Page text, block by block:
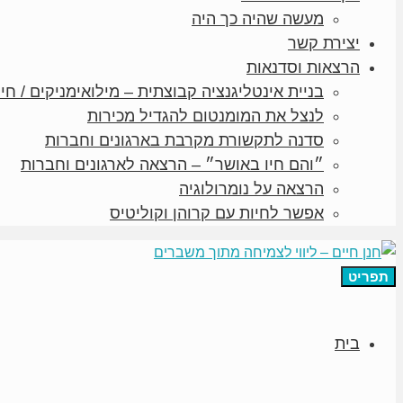
מעשה שהיה כך היה
יצירת קשר
הרצאות וסדנאות
בניית אינטליגנציה קבוצתית – מילואימניקים /
לנצל את המומנטום להגדיל מכירות
סדנה לתקשורת מקרבת בארגונים וחברות
״והם חיו באושר״ – הרצאה לארגונים וחברות
הרצאה על נומרולוגיה
אפשר לחיות עם קרוהן וקוליטיס
תפריט
בית